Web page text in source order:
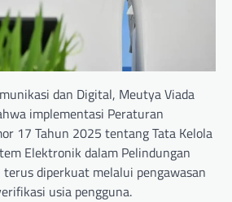
dan Digital, Meutya Viada
implementasi Peraturan
17 Tahun 2025 tentang Tata Kelola
Elektronik dalam Pelindungan
terus diperkuat melalui pengawasan
usia pengguna.